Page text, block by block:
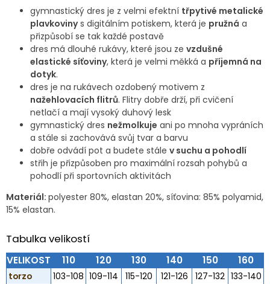
gymnastický dres je z velmi efektní třpytivé metalické
plavkovinys digitálním potiskem, která je pružná a
přizpůsobí se tak každé postavě
dres má dlouhé rukávy, které jsou ze vzdušné
elastické síťoviny, která je velmi měkká a příjemná na
dotyk.
dres je na rukávech ozdobený motivem z
nažehlovacích flitrů. Flitry dobře drží, při cvičení
netlačí a mají vysoký duhový lesk
gymnastický dres nežmolkuje ani po mnoha vypráních
a stále si zachovává svůj tvar a barvu
dobře odvádí pot a budete stále v suchu a pohodlí
střih je přizpůsoben pro maximální rozsah pohybů a
pohodlí při sportovních aktivitách
Materiál: polyester 80%, elastan 20%, síťovina: 85% polyamid,
15% elastan.
Tabulka velikostí
VELIKOST 110 120 130 140 150 160
torzo 103-108 109-114 115-120 121-126 127-132 133-140